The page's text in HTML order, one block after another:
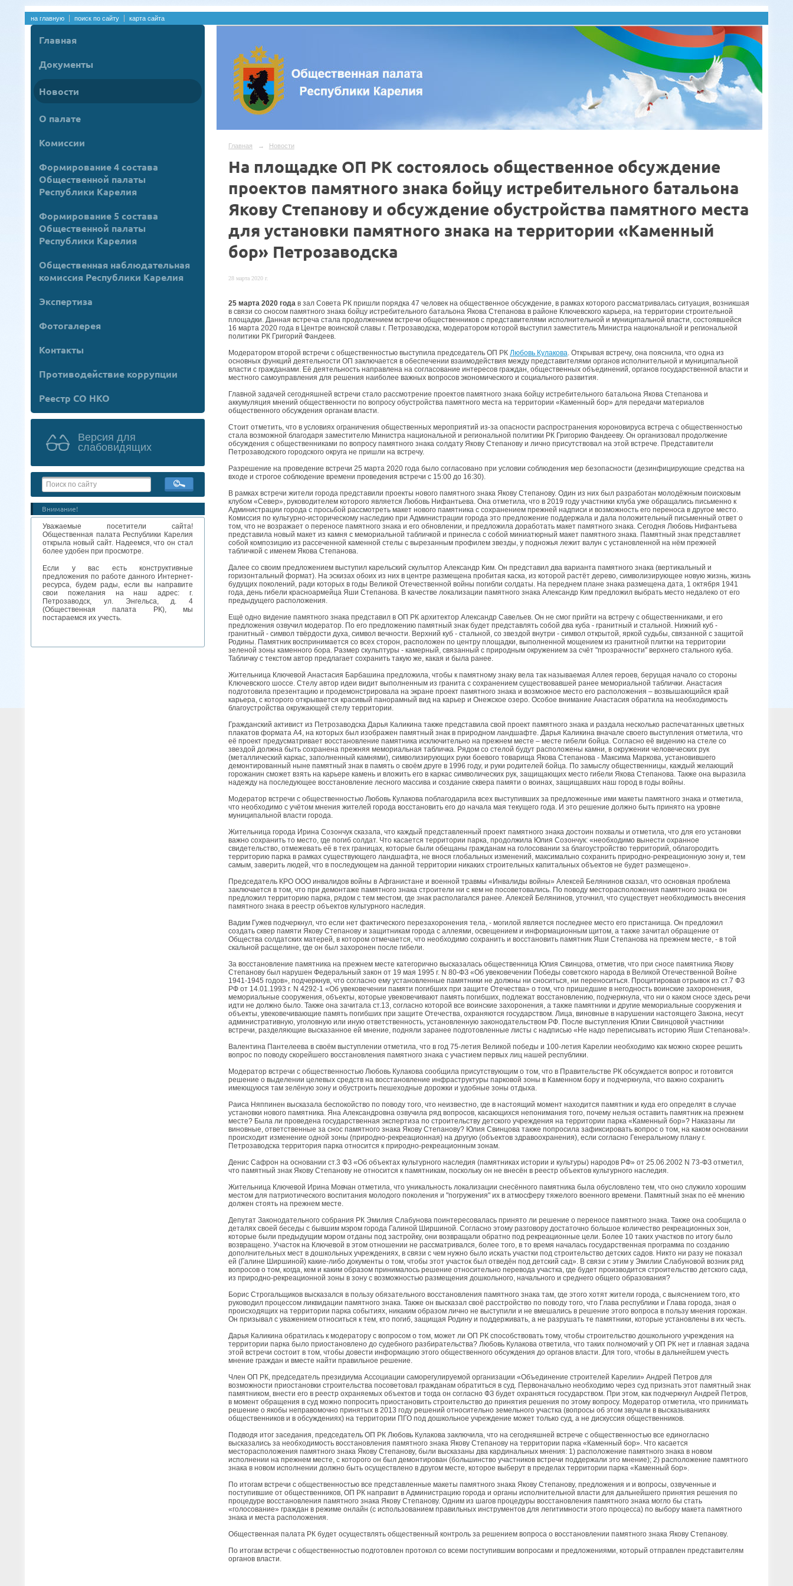
на главную поиск по сайту карта сайта
Главная
Документы
Новости
О палате
Комиссии
Формирование 4 состава
Общественной палаты
Республики Карелия
Формирование 5 состава
Общественной палаты
Республики Карелия
Общественная наблюдательная
комиссия Республики Карелия
Экспертиза
Фотогалерея
Контакты
Противодействие коррупции
Реестр СО НКО
Версия для
слабовидящих
Внимание!
Уважаемые посетители сайта!
Общественная палата Республики Карелия
открыла новый сайт. Надеемся, что он стал
более удобен при просмотре.
Если у вас есть конструктивные
предложения по работе данного Интернет-
ресурса, будем рады, если вы направите
свои пожелания на наш адрес: г.
Петрозаводск, ул. Энгельса, д. 4
(Общественная палата РК), мы
постараемся их учесть.
Главная → Новости
На площадке ОП РК состоялось общественное обсуждение
проектов памятного знака бойцу истребительного батальона
Якову Степанову и обсуждение обустройства памятного места
для установки памятного знака на территории «Каменный
бор» Петрозаводска
28 марта 2020 г.
25 марта 2020 года в зал Совета РК пришли порядка 47 человек на общественное обсуждение, в рамках которого рассматривалась ситуация, возникшая
в связи со сносом памятного знака бойцу истребительного батальона Якова Степанова в районе Ключевского карьера, на территории строительной
площадки. Данная встреча стала продолжением встречи общественников с представителями исполнительной и муниципальной власти, состоявшейся
16 марта 2020 года в Центре воинской славы г. Петрозаводска, модератором которой выступил заместитель Министра национальной и региональной
политики РК Григорий Фандеев.
Модератором второй встречи с общественностью выступила председатель ОП РК Любовь Кулакова . Открывая встречу, она пояснила, что одна из
основных функций деятельности ОП заключается в обеспечении взаимодействия между представителями органов исполнительной и муниципальной
власти с гражданами. Её деятельность направлена на согласование интересов граждан, общественных объединений, органов государственной власти и
местного самоуправления для решения наиболее важных вопросов экономического и социального развития.
Главной задачей сегодняшней встречи стало рассмотрение проектов памятного знака бойцу истребительного батальона Якова Степанова и
аккумуляция мнений общественности по вопросу обустройства памятного места на территории «Каменный бор» для передачи материалов
общественного обсуждения органам власти.
Стоит отметить, что в условиях ограничения общественных мероприятий из-за опасности распространения короновируса встреча с общественностью
стала возможной благодаря заместителю Министра национальной и региональной политики РК Григорию Фандееву. Он организовал продолжение
обсуждения с общественниками по вопросу памятного знака солдату Якову Степанову и лично присутствовал на этой встрече. Представители
Петрозаводского городского округа не пришли на встречу.
Разрешение на проведение встречи 25 марта 2020 года было согласовано при условии соблюдения мер безопасности (дезинфицирующие средства на
входе и строгое соблюдение времени проведения встречи с 15:00 до 16:30).
В рамках встречи жители города представили проекты нового памятного знака Якову Степанову. Один из них был разработан молодёжным поисковым
клубом «Север», руководителем которого является Любовь Нифантьева. Она отметила, что в 2019 году участники клуба уже обращались письменно к
Администрации города с просьбой рассмотреть макет нового памятника с сохранением прежней надписи и возможность его переноса в другое место.
Комиссия по культурно-историческому наследию при Администрации города это предложение поддержала и дала положительный письменный ответ о
том, что не возражает о переносе памятного знака и его обновлении, и предложила доработать макет памятного знака. Сегодня Любовь Нифантьева
представила новый макет из камня с мемориальной табличкой и принесла с собой миниатюрный макет памятного знака. Памятный знак представляет
собой композицию из рассеченной каменной стелы с вырезанным профилем звезды, у подножья лежит валун с установленной на нём прежней
табличкой с именем Якова Степанова.
Далее со своим предложением выступил карельский скульптор Александр Ким. Он представил два варианта памятного знака (вертикальный и
горизонтальный формат). На эскизах обоих из них в центре размещена пробитая каска, из которой растёт дерево, символизирующее новую жизнь, жизнь
будущих поколений, ради которых в годы Великой Отечественной войны погибли солдаты. На переднем плане знака размещена дата, 1 октября 1941
года, день гибели красноармейца Яши Степанова. В качестве локализации памятного знака Александр Ким предложил выбрать место недалеко от его
предыдущего расположения.
Ещё одно видение памятного знака представил в ОП РК архитектор Александр Савельев. Он не смог прийти на встречу с общественниками, и его
предложения озвучил модератор. По его предложению памятный знак будет представлять собой два куба - гранитный и стальной. Нижний куб -
гранитный - символ твёрдости духа, символ вечности. Верхний куб - стальной, со звездой внутри - символ открытой, яркой судьбы, связанной с защитой
Родины. Памятник воспринимается со всех сторон, расположен по центру площадки, выполненной мощением из гранитной плитки на территории
зеленой зоны каменного бора. Размер скульптуры - камерный, связанный с природным окружением за счёт "прозрачности" верхнего стального куба.
Табличку с текстом автор предлагает сохранить такую же, какая и была ранее.
Жительница Ключевой Анастасия Барбашина предложила, чтобы к памятному знаку вела так называемая Аллея героев, берущая начало со стороны
Ключевского шоссе. Стелу автор идеи видит выполненным из гранита с сохранением существовавшей ранее мемориальной таблички. Анастасия
подготовила презентацию и продемонстрировала на экране проект памятного знака и возможное место его расположения – возвышающийся край
карьера, с которого открывается красивый панорамный вид на карьер и Онежское озеро. Особое внимание Анастасия обратила на необходимость
благоустройства окружающей стелу территории.
Гражданский активист из Петрозаводска Дарья Каликина также представила свой проект памятного знака и раздала несколько распечатанных цветных
плакатов формата А4, на которых был изображен памятный знак в природном ландшафте. Дарья Каликина вначале своего выступления отметила, что
её проект предусматривает восстановление памятника исключительно на прежнем месте – месте гибели бойца. Согласно её видению на стеле со
звездой должна быть сохранена прежняя мемориальная табличка. Рядом со стелой будут расположены камни, в окружении человеческих рук
(металлический каркас, заполненный камнями), символизирующих руки боевого товарища Якова Степанова - Максима Маркова, установившего
демонтированный ныне памятный знак в память о своём друге в 1996 году, и руки родителей бойца. По замыслу общественницы, каждый желающий
горожанин сможет взять на карьере камень и вложить его в каркас символических рук, защищающих место гибели Якова Степанова. Также она выразила
надежду на последующее восстановление лесного массива и создание сквера памяти о воинах, защищавших наш город в годы войны.
Модератор встречи с общественностью Любовь Кулакова поблагодарила всех выступивших за предложенные ими макеты памятного знака и отметила,
что необходимо с учётом мнения жителей города восстановить его до начала мая текущего года. И это решение должно быть принято на уровне
муниципальной власти города.
Жительница города Ирина Созончук сказала, что каждый представленный проект памятного знака достоин похвалы и отметила, что для его установки
важно сохранить то место, где погиб солдат. Что касается территории парка, продолжила Юлия Созончук: «необходимо вынести охранное
свидетельство, отмежевать её в тех границах, которые были обещаны гражданам на голосовании за благоустройство территорий, облагородить
территорию парка в рамках существующего ландшафта, не внося глобальных изменений, максимально сохранить природно-рекреационную зону и, тем
самым, заверить людей, что в последующем на данной территории никаких строительных капитальных объектов не будет размещено».
Председатель КРО ООО инвалидов войны в Афганистане и военной травмы «Инвалиды войны» Алексей Белянинов сказал, что основная проблема
заключается в том, что при демонтаже памятного знака строители ни с кем не посоветовались. По поводу месторасположения памятного знака он
предложил территорию парка, рядом с тем местом, где знак располагался ранее. Алексей Белянинов, уточнил, что существует необходимость внесения
памятного знака в реестр объектов культурного наследия.
Вадим Гужев подчеркнул, что если нет фактического перезахоронения тела, - могилой является последнее место его пристанища. Он предложил
создать сквер памяти Якову Степанову и защитникам города с аллеями, освещением и информационным щитом, а также зачитал обращение от
Общества солдатских матерей, в котором отмечается, что необходимо сохранить и восстановить памятник Яши Степанова на прежнем месте, - в той
скальной расщелине, где он был захоронен после гибели.
За восстановление памятника на прежнем месте категорично высказалась общественница Юлия Свинцова, отметив, что при сносе памятника Якову
Степанову был нарушен Федеральный закон от 19 мая 1995 г. N 80-ФЗ «Об увековечении Победы советского народа в Великой Отечественной Войне
1941-1945 годов», подчеркнув, что согласно ему установленные памятники не должны ни сноситься, ни переноситься. Процитировав отрывок из ст.7 ФЗ
РФ от 14.01.1993 г. N 4292-1 «Об увековечении памяти погибших при защите Отечества» о том, что пришедшие в негодность воинские захоронения,
мемориальные сооружения, объекты, которые увековечивают память погибших, подлежат восстановлению, подчеркнула, что ни о каком сносе здесь речи
идти не должно было. Также она зачитала ст.13, согласно которой все воинские захоронения, а также памятники и другие мемориальные сооружения и
объекты, увековечивающие память погибших при защите Отечества, охраняются государством. Лица, виновные в нарушении настоящего Закона, несут
административную, уголовную или иную ответственность, установленную законодательством РФ. После выступления Юлии Свинцовой участники
встречи, разделяющие высказанное ей мнение, подняли заранее подготовленные листы с надписью «Не надо переписывать историю Яши Степанова!».
Валентина Пантелеева в своём выступлении отметила, что в год 75-летия Великой победы и 100-летия Карелии необходимо как можно скорее решить
вопрос по поводу скорейшего восстановления памятного знака с участием первых лиц нашей республики.
Модератор встречи с общественностью Любовь Кулакова сообщила присутствующим о том, что в Правительстве РК обсуждается вопрос и готовится
решение о выделении целевых средств на восстановление инфраструктуры парковой зоны в Каменном бору и подчеркнула, что важно сохранить
имеющуюся там зелёную зону и обустроить пешеходные дорожки и удобные зоны отдыха.
Раиса Няппинен высказала беспокойство по поводу того, что неизвестно, где в настоящий момент находится памятник и куда его определят в случае
установки нового памятника. Яна Александровна озвучила ряд вопросов, касающихся непонимания того, почему нельзя оставить памятник на прежнем
месте? Была ли проведена государственная экспертиза по строительству детского учреждения на территории парка «Каменный бор»? Наказаны ли
виновные, ответственные за снос памятного знака Якову Степанову? Юлия Свинцова также попросила зафиксировать вопрос о том, на каком основании
происходит изменение одной зоны (природно-рекреационная) на другую (объектов здравоохранения), если согласно Генеральному плану г.
Петрозаводска территория парка относится к природно-рекреационным зонам.
Денис Сафрон на основании ст.3 ФЗ «Об объектах культурного наследия (памятниках истории и культуры) народов РФ» от 25.06.2002 N 73-ФЗ отметил,
что памятный знак Якову Степанову не относится к памятникам, поскольку он не внесён в реестр объектов культурного наследия.
Жительница Ключевой Ирина Мовчан отметила, что уникальность локализации снесённого памятника была обусловлено тем, что оно служило хорошим
местом для патриотического воспитания молодого поколения и "погружения" их в атмосферу тяжелого военного времени. Памятный знак по её мнению
должен стоять на прежнем месте.
Депутат Законодательного собрания РК Эмилия Слабунова поинтересовалась принято ли решение о переносе памятного знака. Также она сообщила о
деталях своей беседы с бывшим мэром города Галиной Ширшиной. Согласно этому разговору достаточно большое количество рекреационных зон,
которые были предыдущим мэром отданы под застройку, они возвращали обратно под рекреационные цели. Более 10 таких участков по итогу было
возвращено. Участок на Ключевой в этом отношении не рассматривался, более того, в то время началась государственная программа по созданию
дополнительных мест в дошкольных учреждениях, в связи с чем нужно было искать участки под строительство детских садов. Никто ни разу не показал
ей (Галине Ширшиной) какие-либо документы о том, чтобы этот участок был отведён под детский сад». В связи с этим у Эмилии Слабуновой возник ряд
вопросов о том, когда, кем и каким образом принималось решение относительно перевода участка, где будет производится строительство детского сада,
из природно-рекреационной зоны в зону с возможностью размещения дошкольного, начального и среднего общего образования?
Борис Строгальщиков высказался в пользу обязательного восстановления памятного знака там, где этого хотят жители города, с выяснением того, кто
руководил процессом ликвидации памятного знака. Также он высказал своё расстройство по поводу того, что Глава республики и Глава города, зная о
происходящих на территории парка событиях, никаким образом лично не выступили и не вмешались в решение этого вопроса в пользу мнения горожан.
Он призывал с уважением относиться к тем, кто погиб, защищая Родину и поддерживать, а не разрушать те памятники, которые установлены в их честь.
Дарья Каликина обратилась к модератору с вопросом о том, может ли ОП РК способствовать тому, чтобы строительство дошкольного учреждения на
территории парка было приостановлено до судебного разбирательства? Любовь Кулакова ответила, что таких полномочий у ОП РК нет и главная задача
этой встречи состоит в том, чтобы довести информацию этого общественного обсуждения до органов власти. Для того, чтобы в дальнейшем учесть
мнение граждан и вместе найти правильное решение.
Член ОП РК, председатель президиума Ассоциации саморегулируемой организации «Объединение строителей Карелии» Андрей Петров для
возможности приостановки строительства посоветовал гражданам обратиться в суд. Первоначально необходимо через суд признать этот памятный знак
памятником, внести его в реестр охраняемых объектов и тогда он согласно ФЗ будет охраняться государством. При этом, как подчеркнул Андрей Петров,
в момент обращения в суд можно попросить приостановить строительство до принятия решения по этому вопросу. Модератор отметила, что принимать
решение о якобы неправомочно принятых в 2013 году решений относительно земельного участка (вопросы об этом звучали в высказываниях
общественников и в обсуждениях) на территории ПГО под дошкольное учреждение может только суд, а не дискуссия общественников.
Подводя итог заседания, председатель ОП РК Любовь Кулакова заключила, что на сегодняшней встрече с общественностью все единогласно
высказались за необходимость восстановления памятного знака Якову Степанову на территории парка «Каменный бор». Что касается
месторасположения памятного знака Якову Степанову, были высказаны два кардинальных мнения: 1) расположение памятного знака в новом
исполнении на прежнем месте, с которого он был демонтирован (большинство участников встречи поддержали это мнение); 2) расположение памятного
знака в новом исполнении должно быть осуществлено в другом месте, которое выберут в пределах территории парка «Каменный бор».
По итогам встречи с общественностью все представленные макеты памятного знака Якову Степанову, предложения и и вопросы, озвученные и
поступившие от общественников, ОП РК направит в Администрацию города и органы исполнительной власти для дальнейшего принятия решения по
процедуре восстановления памятного знака Якову Степанову. Одним из шагов процедуры восстановления памятного знака могло бы стать
«голосование» граждан в режиме онлайн (с использованием правильных инструментов для легитимности этого процесса) по выбору макета памятного
знака и места расположения.
Общественная палата РК будет осуществлять общественный контроль за решением вопроса о восстановлении памятного знака Якову Степанову.
По итогам встречи с общественностью подготовлен протокол со всеми поступившим вопросами и предложениями, который отправлен представителям
органов власти.